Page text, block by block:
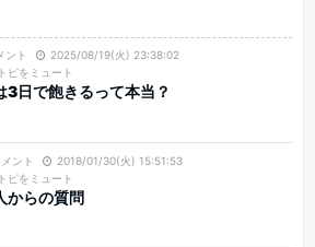
ント
2025/08/19(火) 23:38:02
ピをミュート
3日で飽きるって本当？
ント
2018/01/30(火) 15:51:53
ピをミュート
からの質問